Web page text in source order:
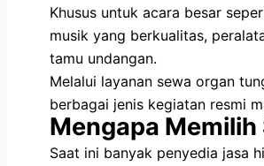
Khusus untuk acara besar
musik yang berkualitas,
tamu undangan.
Melalui layanan sewa organ
berbagai jenis kegiatan resmi
Mengapa Memilih
Saat ini banyak penyedia jasa